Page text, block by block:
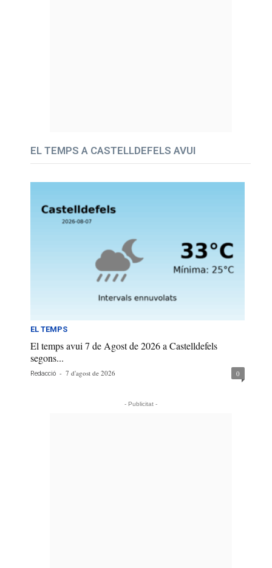
EL TEMPS A CASTELLDEFELS AVUI
EL TEMPS
El temps avui 7 de Agost de 2026 a Castelldefels
segons...
Redacció - 7 d'agost de 2026 0
- Publicitat -